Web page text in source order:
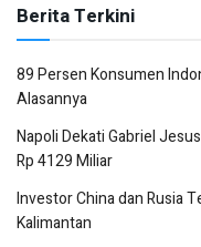
Berita Terkini
89 Persen Konsumen
Alasannya
Napoli Dekati Gabriel
Rp 4129 Miliar
Investor China dan Rusia
Kalimantan